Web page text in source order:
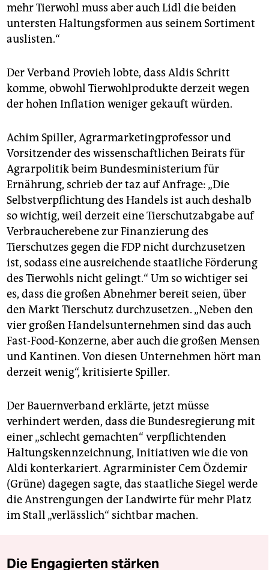
mehr Tierwohl muss aber auch Lidl die beiden
untersten Haltungsformen aus seinem Sortiment
auslisten.“
Der Verband Provieh lobte, dass Aldis Schritt
komme, obwohl Tierwohlprodukte derzeit wegen
der hohen Inflation weniger gekauft würden.
Achim Spiller, Agrarmarketingprofessor und
Vorsitzender des wissenschaftlichen Beirats für
Agrarpolitik beim Bundesministerium für
Ernährung, schrieb der taz auf Anfrage: „Die
Selbstverpflichtung des Handels ist auch deshalb
so wichtig, weil derzeit eine Tierschutzabgabe auf
Verbraucherebene zur Finanzierung des
Tierschutzes gegen die FDP nicht durchzusetzen
ist, sodass eine ausreichende staatliche Förderung
des Tierwohls nicht gelingt.“ Um so wichtiger sei
es, dass die großen Abnehmer bereit seien, über
den Markt Tierschutz durchzusetzen. „Neben den
vier großen Handelsunternehmen sind das auch
Fast-Food-Konzerne, aber auch die großen Mensen
und Kantinen. Von diesen Unternehmen hört man
derzeit wenig“, kritisierte Spiller.
Der Bauernverband erklärte, jetzt müsse
verhindert werden, dass die Bundesregierung mit
einer „schlecht gemachten“ verpflichtenden
Haltungskennzeichnung, Initiativen wie die von
Aldi konterkariert. Agrarminister Cem Özdemir
(Grüne) dagegen sagte, das staatliche Siegel werde
die Anstrengungen der Landwirte für mehr Platz
im Stall „verlässlich“ sichtbar machen.
Die Engagierten stärken